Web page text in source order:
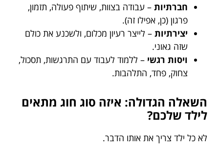
חברתיות – עבודה בצוות, שיתוף פעולה, תזמון,
פרגון (כן, אפילו זה).
יצירתיות – לייצר רעיון מכלום, ולשכנע את כולם
שזה גאוני.
ויסות רגשי – ללמוד לעבוד עם התרגשות, תסכול,
צחוק, פחד, התלהבות.
השאלה הגדולה: איזה סוג חוג מתאים
לילד שלכם?
לא כל ילד צריך את אותו הדבר.